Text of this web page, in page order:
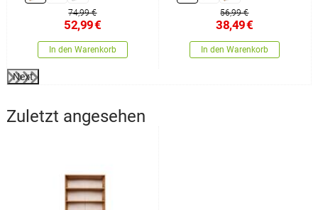
74,99 €
52,99€
In den Warenkorb
56,99 €
38,49€
In den Warenkorb
Next
Zuletzt angesehen